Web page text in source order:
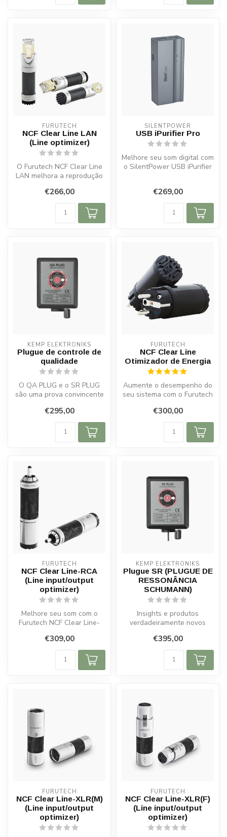
FURUTECH
NCF Clear Line LAN
(Line optimizer)
O Furutech NCF Clear Line
LAN melhora a reprodução
€266,00
SILENTPOWER
USB iPurifier Pro
Melhore seu som digital com
o SilentPower USB iPurifier
€269,00
KEMP ELEKTRONIKS
Plugue de controle de
qualidade
O QA PLUG e o SR PLUG
são uma prova convincente
pode levar...
€295,00
FURUTECH
NCF Clear Line
Otimizador de Energia
Aumente o desempenho do
seu sistema com o Furutech
...
€300,00
FURUTECH
NCF Clear Line-RCA
(Line input/output
optimizer)
Melhore seu som com o
Furutech NCF Clear Line-
graves defi...
€309,00
KEMP ELEKTRONIKS
Plugue SR (PLUGUE DE
RESSONÂNCIA
SCHUMANN)
Insights e produtos
verdadeiramente novos
quando pensamos f...
€395,00
FURUTECH
NCF Clear Line-XLR(M)
(Line input/output
optimizer)
FURUTECH
NCF Clear Line-XLR(F)
(Line input/output
optimizer)